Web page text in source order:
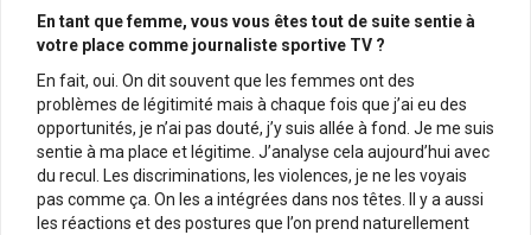
En tant que femme, vous vous êtes tout de suite sentie à
votre place comme journaliste sportive TV ?
En fait, oui. On dit souvent que les femmes ont des
problèmes de légitimité mais à chaque fois que j’ai eu des
opportunités, je n’ai pas douté, j’y suis allée à fond. Je me suis
sentie à ma place et légitime. J’analyse cela aujourd’hui avec
du recul. Les discriminations, les violences, je ne les voyais
pas comme ça. On les a intégrées dans nos têtes. Il y a aussi
les réactions et des postures que l’on prend naturellement